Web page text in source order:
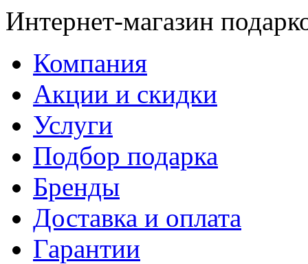
Интернет-магазин
Компания
Акции и скидки
Услуги
Подбор подарка
Бренды
Доставка и оплата
Гарантии